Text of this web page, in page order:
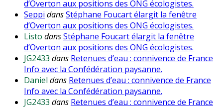
d’Overton aux positions des ONG écologistes.
Seppi dansStéphane Foucart élargit la fenêtre
d’Overton aux positions des ONG écologistes.
Listo dansStéphane Foucart élargit la fenêtre
d’Overton aux positions des ONG écologistes.
JG2433 dans Retenues d’eau : connivence de France
Info avec la Confédération paysanne.
Daniel dans Retenues d’eau : connivence de France
Info avec la Confédération paysanne.
JG2433 dans Retenues d’eau : connivence de France